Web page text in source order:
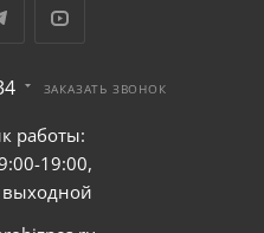
ЗАКАЗАТЬ ЗВОНОК
работы:
19:00,
выходной